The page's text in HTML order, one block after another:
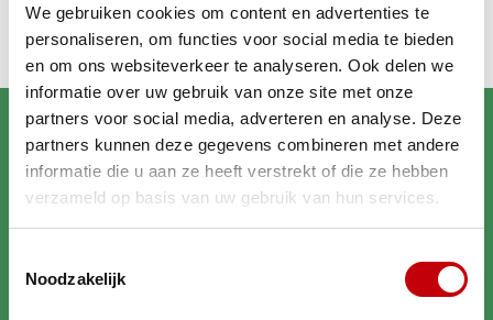
We gebruiken cookies om content en advertenties te
personaliseren, om functies voor social media te bieden
en om ons websiteverkeer te analyseren. Ook delen we
informatie over uw gebruik van onze site met onze
partners voor social media, adverteren en analyse. Deze
partners kunnen deze gegevens combineren met andere
informatie die u aan ze heeft verstrekt of die ze hebben
verzameld op basis van uw gebruik van hun services.
Noodzakelijk
topconditie